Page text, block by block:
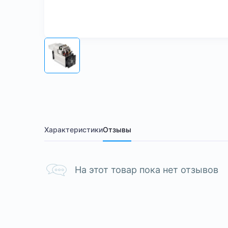
ХарактеристикиОтзывы
На этот товар пока нет отзывов